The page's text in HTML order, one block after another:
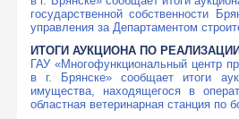
государственной собственности
управления за Департаментом
ИТОГИ АУКЦИОНА ПО
ГАУ «Многофункциональный центр
в г. Брянске» сообщает итоги
имущества, находящегося в
областная ветеринарная станция по